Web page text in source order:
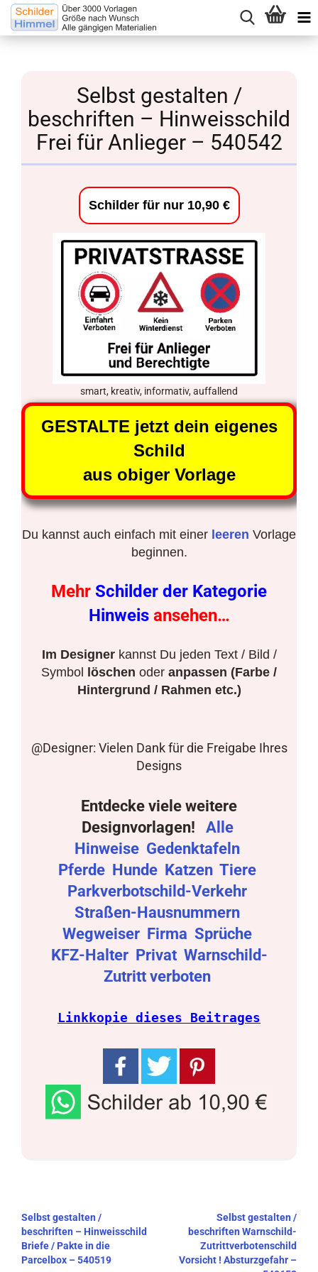
Selbst gestalten /
beschriften – Hinweisschild
Frei für Anlieger – 540542
Schilder für nur 10,90 €
smart, kreativ, informativ, auffallend
GESTALTE jetzt dein eigenes
Schild
aus obiger Vorlage
Du kannst auch einfach mit einer leeren Vorlage
beginnen.
Mehr Schilder der Kategorie
Hinweis ansehen…
Im Designerkannst Du jeden Text / Bild /
Symbol
löschen oder anpassen (Farbe /
Hintergrund / Rahmen etc.)
@Designer: Vielen Dank für die Freigabe Ihres
Designs
Entdecke viele weitere
Designvorlagen!
Alle
Hinweise Gedenktafeln
Pferde Hunde Katzen Tiere
Parkverbotschild-Verkehr
Straßen-Hausnummern
Wegweiser Firma Sprüche
KFZ-Halter Privat Warnschild-
Zutritt verboten
Linkkopie dieses Beitrages
Beitragsnavigation
Selbst gestalten /
beschriften – Hinweisschild
Briefe / Pakte in die
Parcelbox – 540519
Selbst gestalten /
beschriften Warnschild-
Zutrittverbotenschild
Vorsicht ! Absturzgefahr –